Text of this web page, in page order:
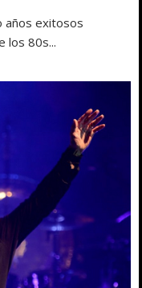
años exitosos
los 80s...